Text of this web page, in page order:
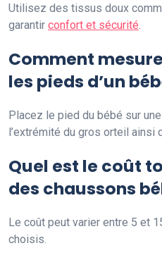
Utilisez des tissus doux
garantir confort et sécurité
Comment
les pieds d’un
Placez le pied du bébé sur
l’extrémité du gros orteil ainsi
Quel est le coût
des chaussons
Le coût peut varier entre 5 et
choisis.